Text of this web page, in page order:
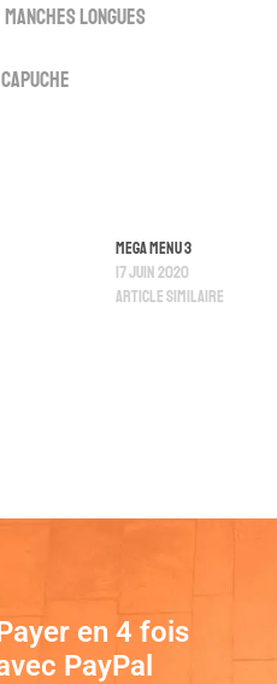
manches longues
Mega Menu 3
17 juin 2020
Article similaire
en 4 fois
PayPal